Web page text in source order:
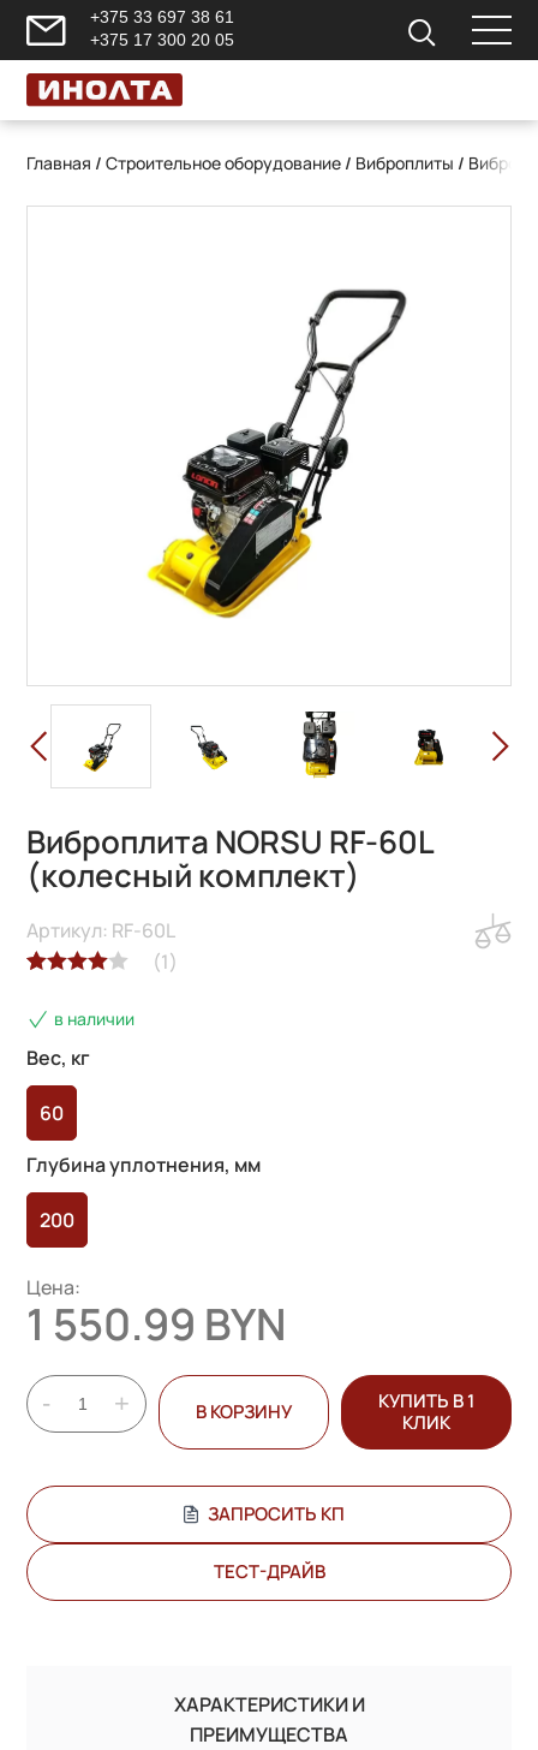
+375 33 697 38 61
+375 17 300 20 05
Главная /Строительное оборудование / Виброплиты /
Виброплита NORSU RF-60L
(колесный комплект)
4.00из 5
на основе
пользователя
(1)
Артикул: RF-60L
в наличии
Вес, кг
60
Глубина уплотнения, мм
200
Цена:
1 550.99 BYN
- + В КОРЗИНУ
КУПИТЬ В 1
КЛИК
ЗАПРОСИТЬ КП
ТЕСТ-ДРАЙВ
ХАРАКТЕРИСТИКИ И
ПРЕИМУЩЕСТВА